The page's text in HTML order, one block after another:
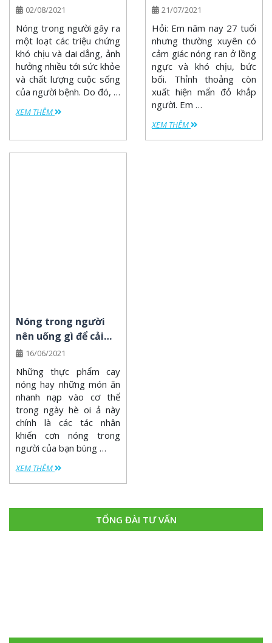
thường gặp nhất
02/08/2021
Nóng trong người gây ra
một loạt các triệu chứng
khó chịu và dai dẳng, ảnh
hưởng nhiều tới sức khỏe
và chất lượng cuộc sống
của người bệnh. Do đó, …
XEM THÊM
thuốc gì?
21/07/2021
Hỏi: Em năm nay 27 tuổi
nhưng thường xuyên có
cảm giác nóng ran ở lồng
ngực và khó chịu, bức
bối. Thỉnh thoảng còn
xuất hiện mẩn đỏ khắp
người. Em …
XEM THÊM
Nóng trong người
nên uống gì để cải
thiện triệu chứng?
16/06/2021
Những thực phẩm cay
nóng hay những món ăn
nhanh nạp vào cơ thể
trong ngày hè oi ả này
chính là các tác nhân
khiến cơn nóng trong
người của bạn bùng …
XEM THÊM
TỔNG ĐÀI TƯ VẤN